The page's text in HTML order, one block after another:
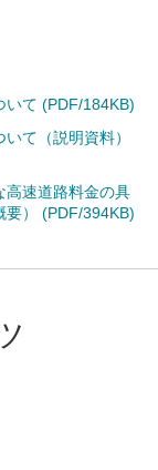
いて (PDF/184KB)
て（説明資料）
高速道路料金の具
要） (PDF/394KB)